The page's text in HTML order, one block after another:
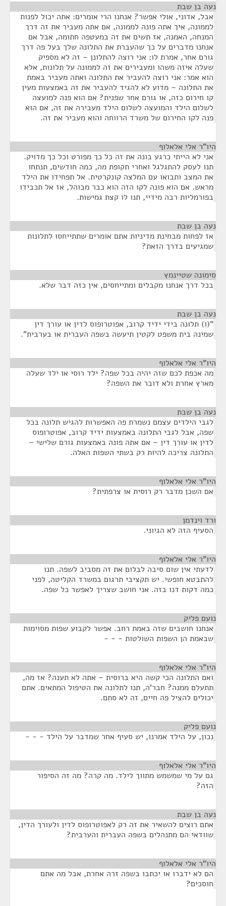
נעה בן שבת
אבל, אדוני, אולי אפשר? אנחנו הרי אומרים: אתה יכול לפנות
לממונה, איך אתה פונה לממונה, אם אתה מעביר את זה דרך
המנחה, האמנה, אז תשים את זה במעטפה חתומה, אבל אם
אנחנו מדברים על כך שהעברת את התלונה שלך בעל פה דרך
גורם אחר, אמרת לו: אני רוצה להתלונן – זה לא מספיק
שעלה איזה משהו ומעבירים את זה לממונה על תלונות, אלא
הוא אמר: אני רוצה להעביר את התלונה ואתה מעביר באמת
את התלונה – מדוע לא להגיד להעביר את זה באמצעות מעין
קו חירום כזה, או גורם אחר שפנית? אם הוא פנה למועצה
לשלום הילד והמועצה לשלום הילד מעבירה את זה, אם הוא
פנה לקו החירום של משרד הרווחה והוא מעביר את זה.
היו"ר אלי אלאלוף
אני לא הייתי כרגע בונה את זה כל כך מפורט וכל כך מדויק.
תנו לעסק להתגלגל ואחרי תקופת מה, כמה חודשים, תנתחו
את המצב ותבואו עם המלצה קונקרטית. אל תפחידו את הילד
מראש. אם הוא פונה לקו הזה הוא כבר מבוהל, אז אל תכבידו
בפורמליות רבה מידיי, תנו לו קצת גמישות.
נעה בן שבת
אז לפחות מבחינת מדיניות אתם אומרים שתתייחסו לתלונות
שמגיעים בדרך הזאת?
סימונה שטיינמץ
בכל דרך אנחנו מקבלים ומתייחסים, אין כזה דבר שלא.
נעה בן שבת
"(ו) תלונה בידי ידיד קרוב, אפוטרופוס לדין או עורך דין
שמינה בית משפט לקטין תיעשה בשפה העברית או בערבית".
היו"ר אלי אלאלוף
מה אכפת לכם שזה יהיה בכל שפה? ילד רוסי או ילד שעלה
מארץ אחרת ולא דובר את השפה?
נעה בן שבת
לגבי הילדים עצמם נשמרת פה האפשרות להגיש תלונה בכל
שפה, אבל לגבי התלונה באמצעות ידיד קרוב, אפוטרופוס
לדין או עורך דין – אם אתה פונה באמצעות גורם שלישי –
התלונה צריכה להיות רק בשתי השפות האלה.
היו"ר אלי אלאלוף
אם השכן מדבר רק רוסית או צרפתית?
ורד וינדמן
הסעיף הזה לא הגיוני.
היו"ר אלי אלאלוף
לדעתי אין שום סיבה לבלום את זה מסביב לשפה. תנו
להתבטא חופשי. יש תקציבי תרגום במשרד הקליטה, לפני
כמה דקות דנו בזה. אני חושב שצריך לאפשר כל שפה.
נועם פליק
אנחנו חושבים שזה באמת רחב. אפשר לקבוע שפות מסוימות
שבאמת הן השפות השולטות - - -
היו"ר אלי אלאלוף
ואם התלונה הכי קשה היא ברוסית – אתה לא תענה? אז מה,
תתעלם ממנה? חבר'ה, תנו לתלונה את הטיפול המתאים. אתם
יכולים להציל פה חיים, זה לא סתם.
נועם פליק
נכון, על הילד אמרנו, יש סעיף אחר שמדבר על הילד - - -
היו"ר אלי אלאלוף
גם על מי שמשמש מתווך לילד. מה קרה? מה זה הסיפור
הזה?
נעה בן שבת
אתם רוצים להשאיר את זה רק לאפוטרופוס לדין ולעורך הדין,
שוודאי הם מתנהלים בשפה העברית והערבית?
היו"ר אלי אלאלוף
הם לא ידברו או יכתבו בשפה זרה אחרת, אבל מה אתם
חוסכים?